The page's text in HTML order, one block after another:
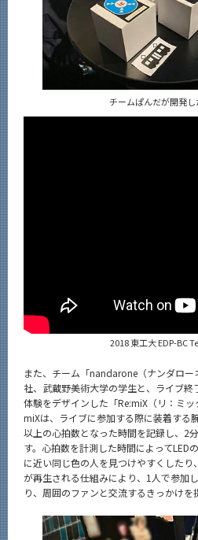
チームぱんだが開発
2018 東工大 EDP-BC
また、チーム「nandarone（ナンダロ
社、武蔵野美術大学の学生と、ライブ終
体験をデザインした「Re:miX（リ：ミ
miXは、ライブに参加する際に装着する
以上の心拍数となった時間を記録し、2
す。心拍数を計測した時間によってLED
に近い同じ色の人を見つけやすくした
が再生される仕組みにより、1人で参加
り、周囲のファンと交流するきっかけを